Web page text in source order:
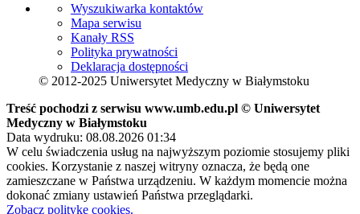
Wyszukiwarka kontaktów
Mapa serwisu
Kanały RSS
Polityka prywatności
Deklaracja dostępności
© 2012-2025 Uniwersytet Medyczny w Białymstoku
Treść pochodzi z serwisu www.umb.edu.pl © Uniwersytet
Medyczny w Białymstoku
Data wydruku: 08.08.2026 01:34
W celu świadczenia usług na najwyższym poziomie stosujemy pliki
cookies. Korzystanie z naszej witryny oznacza, że będą one
zamieszczane w Państwa urządzeniu. W każdym momencie można
dokonać zmiany ustawień Państwa przeglądarki.
Zobacz politykę cookies.